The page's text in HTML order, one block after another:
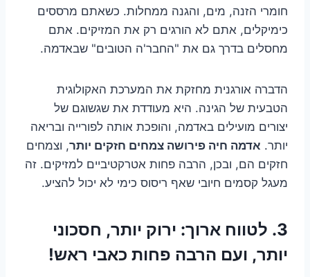
חומרי הזנה, מים, והגנה ממחלות. כשאתם מרססים
כימיקלים, אתם לא הורגים רק את המזיקים. אתם
מחסלים בדרך גם את "החבר'ה הטובים" שבאדמה.
הדברה אורגנית מחזקת את המערכת האקולוגית
הטבעית של הגינה. היא מעודדת את שגשוגם של
יצורים מועילים באדמה, והופכת אותה לפורייה ובריאה
יותר. אדמה חיה פירושה צמחים חזקים יותר, וצמחים
חזקים הם, ובכן, הרבה פחות אטרקטיביים למזיקים. זה
מעגל קסמים חיובי שאף ריסוס כימי לא יכול להציע.
3. לטווח ארוך: ירוק יותר, חסכוני
יותר, ועם הרבה פחות כאבי ראש!